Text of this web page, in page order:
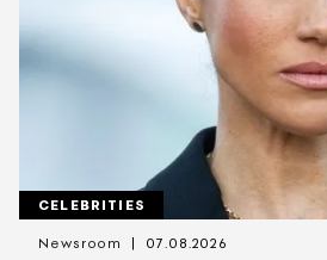
CELEBRITIES
Newsroom 07.08.2026